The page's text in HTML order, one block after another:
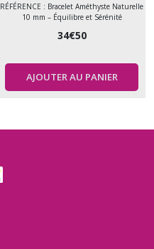
RÉFÉRENCE : Bracelet Améthyste Naturelle
10 mm – Équilibre et Sérénité
34€50
AJOUTER AU PANIER